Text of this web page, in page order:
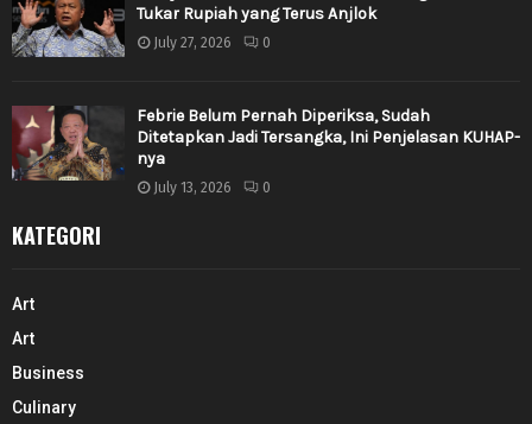
Tukar Rupiah yang Terus Anjlok
July 27, 2026 0
Febrie Belum Pernah Diperiksa, Sudah
Ditetapkan Jadi Tersangka, Ini Penjelasan KUHAP-
nya
July 13, 2026 0
KATEGORI
Art
Art
Business
Culinary